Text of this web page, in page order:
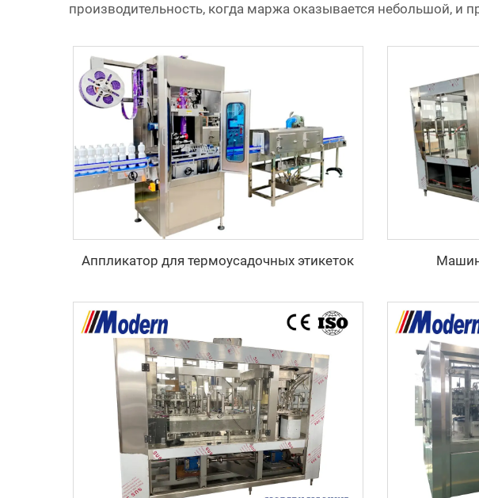
производительность, когда маржа оказывается небольшой, и
Аппликатор для термоусадочных этикеток